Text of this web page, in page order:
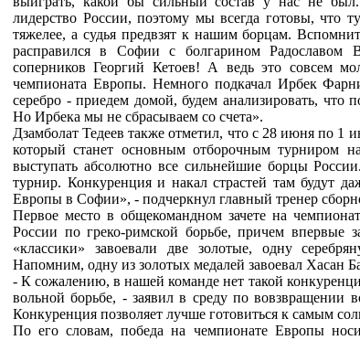
лидерство России, поэтому мы всегда готовы, что
тяжелее, а судья предвзят к нашим борцам.
расправился в Софии с болгарином Радославом
соперников Георгий Кетоев! А ведь это совсем
чемпионата Европы. Немного подкачал Ирбек
серебро - приедем домой, будем анализировать, что
Но Ирбека мы не сбрасываем со счета».
Дзамболат Тедеев также отметил, что с 28 июня по 1
который станет основным отборочным турниром
выступать абсолютно все сильнейшие борцы
турнир. Конкуренция и накал страстей там будут
Европы в Софии», - подчеркнул главный тренер
Первое место в общекомандном зачете на
России по греко-римской борьбе, причем впервые
«классики» завоевали две золотые, одну
Напомним, одну из золотых медалей завоевал Хасан
- К сожалению, в нашей команде нет такой
вольной борьбе, - заявил в среду по вовзвращении
Конкуренция позволяет лучше готовиться к самым
По его словам, победа на чемпионате Европы